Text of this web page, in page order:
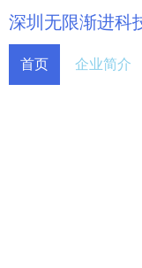
深圳无限渐进科
首页 企业简介